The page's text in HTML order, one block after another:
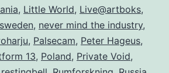
, Little World, Live@artboks,
, never mind the industry,
, Palsecam, Peter Hageus,
13, Poland, Private Void,